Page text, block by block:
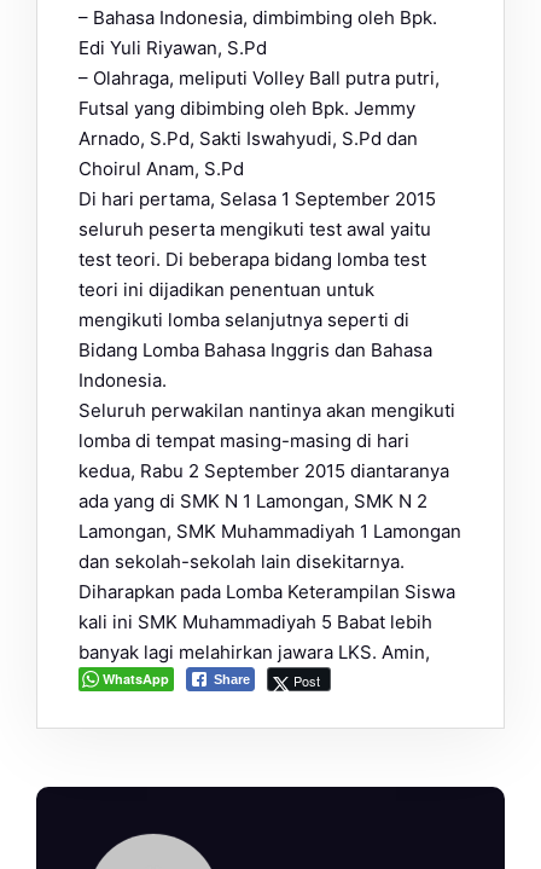
– Bahasa Indonesia, dimbimbing oleh Bpk.
Edi Yuli Riyawan, S.Pd
– Olahraga, meliputi Volley Ball putra putri,
Futsal yang dibimbing oleh Bpk. Jemmy
Arnado, S.Pd, Sakti Iswahyudi, S.Pd dan
Choirul Anam, S.Pd
Di hari pertama, Selasa 1 September 2015
seluruh peserta mengikuti test awal yaitu
test teori. Di beberapa bidang lomba test
teori ini dijadikan penentuan untuk
mengikuti lomba selanjutnya seperti di
Bidang Lomba Bahasa Inggris dan Bahasa
Indonesia.
Seluruh perwakilan nantinya akan mengikuti
lomba di tempat masing-masing di hari
kedua, Rabu 2 September 2015 diantaranya
ada yang di SMK N 1 Lamongan, SMK N 2
Lamongan, SMK Muhammadiyah 1 Lamongan
dan sekolah-sekolah lain disekitarnya.
Diharapkan pada Lomba Keterampilan Siswa
kali ini SMK Muhammadiyah 5 Babat lebih
banyak lagi melahirkan jawara LKS. Amin,
WhatsApp Share Post